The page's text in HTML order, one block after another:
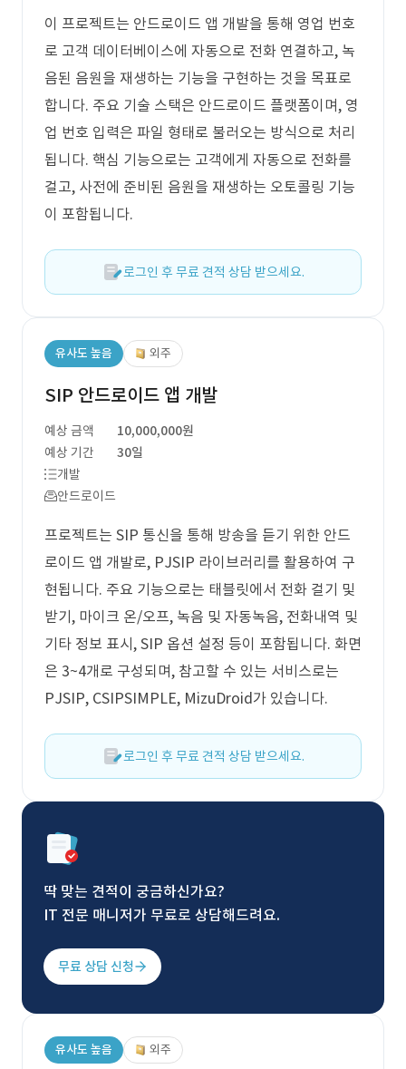
이 프로젝트는 안드로이드 앱 개발을 통해 영업 번호
로 고객 데이터베이스에 자동으로 전화 연결하고, 녹
음된 음원을 재생하는 기능을 구현하는 것을 목표로
합니다. 주요 기술 스택은 안드로이드 플랫폼이며, 영
업 번호 입력은 파일 형태로 불러오는 방식으로 처리
됩니다. 핵심 기능으로는 고객에게 자동으로 전화를
걸고, 사전에 준비된 음원을 재생하는 오토콜링 기능
이 포함됩니다.
로그인 후 무료 견적 상담 받으세요.
유사도 높음 외주
SIP 안드로이드 앱 개발
예상 금액
10,000,000원
예상 기간
30일
개발
안드로이드
프로젝트는 SIP 통신을 통해 방송을 듣기 위한 안드
로이드 앱 개발로, PJSIP 라이브러리를 활용하여 구
현됩니다. 주요 기능으로는 태블릿에서 전화 걸기 및
받기, 마이크 온/오프, 녹음 및 자동녹음, 전화내역 및
기타 정보 표시, SIP 옵션 설정 등이 포함됩니다. 화면
은 3~4개로 구성되며, 참고할 수 있는 서비스로는
PJSIP, CSIPSIMPLE, MizuDroid가 있습니다.
로그인 후 무료 견적 상담 받으세요.
딱 맞는 견적이 궁금하신가요?
IT 전문 매니저가 무료로 상담해드려요.
무료 상담 신청
유사도 높음 외주